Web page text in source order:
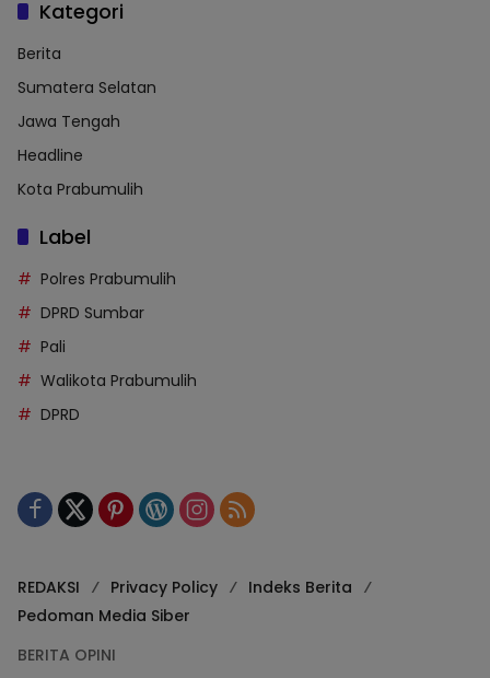
Kategori
Berita
Sumatera Selatan
Jawa Tengah
Headline
Kota Prabumulih
Label
Polres Prabumulih
DPRD Sumbar
Pali
Walikota Prabumulih
DPRD
REDAKSI Privacy Policy
Indeks Berita
Pedoman Media Siber
BERITA OPINI